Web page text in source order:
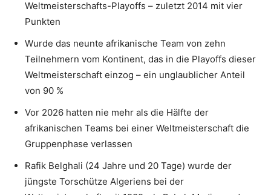
Weltmeisterschafts-Playoffs – zuletzt 2014 mit vier
Punkten
Wurde das neunte afrikanische Team von zehn
Teilnehmern vom Kontinent, das in die Playoffs dieser
Weltmeisterschaft einzog – ein unglaublicher Anteil
von 90 %
Vor 2026 hatten nie mehr als die Hälfte der
afrikanischen Teams bei einer Weltmeisterschaft die
Gruppenphase verlassen
Rafik Belghali (24 Jahre und 20 Tage) wurde der
jüngste Torschütze Algeriens bei der